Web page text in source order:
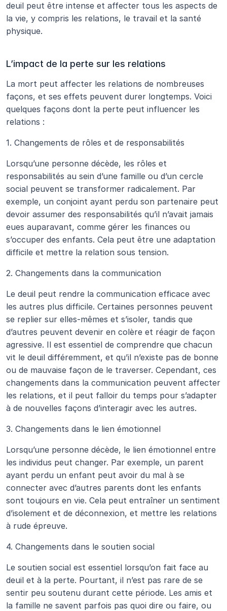
deuil peut être intense et affecter tous les aspects de
la vie, y compris les relations, le travail et la santé
physique.
L’impact de la perte sur les relations
La mort peut affecter les relations de nombreuses
façons, et ses effets peuvent durer longtemps. Voici
quelques façons dont la perte peut influencer les
relations :
1. Changements de rôles et de responsabilités
Lorsqu’une personne décède, les rôles et
responsabilités au sein d’une famille ou d’un cercle
social peuvent se transformer radicalement. Par
exemple, un conjoint ayant perdu son partenaire peut
devoir assumer des responsabilités qu’il n’avait jamais
eues auparavant, comme gérer les finances ou
s’occuper des enfants. Cela peut être une adaptation
difficile et mettre la relation sous tension.
2. Changements dans la communication
Le deuil peut rendre la communication efficace avec
les autres plus difficile. Certaines personnes peuvent
se replier sur elles-mêmes et s’isoler, tandis que
d’autres peuvent devenir en colère et réagir de façon
agressive. Il est essentiel de comprendre que chacun
vit le deuil différemment, et qu’il n’existe pas de bonne
ou de mauvaise façon de le traverser. Cependant, ces
changements dans la communication peuvent affecter
les relations, et il peut falloir du temps pour s’adapter
à de nouvelles façons d’interagir avec les autres.
3. Changements dans le lien émotionnel
Lorsqu’une personne décède, le lien émotionnel entre
les individus peut changer. Par exemple, un parent
ayant perdu un enfant peut avoir du mal à se
connecter avec d’autres parents dont les enfants
sont toujours en vie. Cela peut entraîner un sentiment
d’isolement et de déconnexion, et mettre les relations
à rude épreuve.
4. Changements dans le soutien social
Le soutien social est essentiel lorsqu’on fait face au
deuil et à la perte. Pourtant, il n’est pas rare de se
sentir peu soutenu durant cette période. Les amis et
la famille ne savent parfois pas quoi dire ou faire, ou